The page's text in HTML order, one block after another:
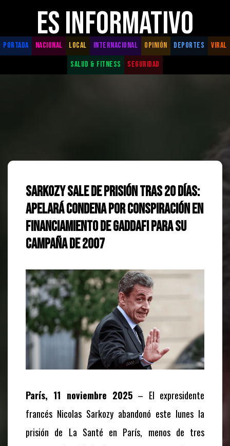
ES INFORMATIVO
PORTADA NACIONAL LOCAL INTERNACIONAL OPINIÓN DEPORTES
VIRAL
SALUD & FITNESS
SEGURIDAD
Sarkozy sale de prisión tras 20 días:
apelará condena por conspiración en
financiamiento de Gaddafi para su
campaña de 2007
París, 11 noviembre 2025 – El expresidente
francés Nicolas Sarkozy abandonó este lunes la
prisión de La Santé en París, menos de tres